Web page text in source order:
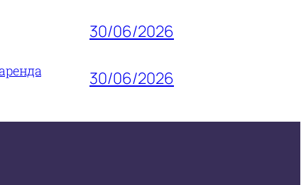
30/06/2026
30/06/2026